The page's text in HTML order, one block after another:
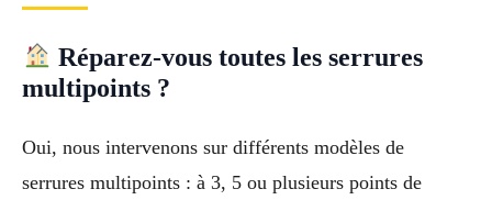
Réparez-vous toutes les serrures
multipoints ?
Oui, nous intervenons sur différents modèles de
serrures multipoints : à 3, 5 ou plusieurs points de